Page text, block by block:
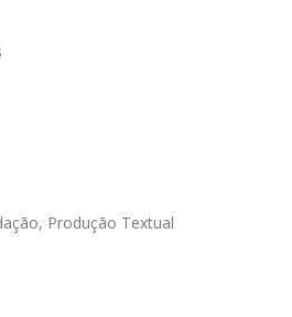
Produção Textual